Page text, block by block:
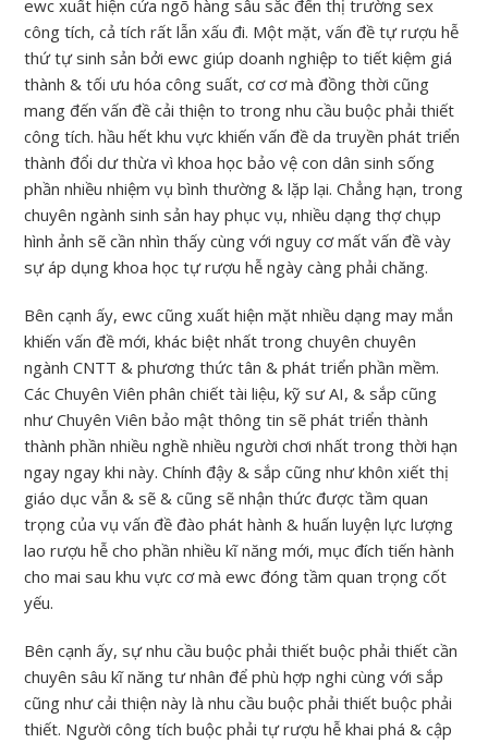
ewc xuất hiện cửa ngõ hàng sâu sắc đến thị trường sex
công tích, cả tích rất lẫn xấu đi. Một mặt, vấn đề tự rượu hễ
thứ tự sinh sản bởi ewc giúp doanh nghiệp to tiết kiệm giá
thành & tối ưu hóa công suất, cơ cơ mà đồng thời cũng
mang đến vấn đề cải thiện to trong nhu cầu buộc phải thiết
công tích. hầu hết khu vực khiến vấn đề da truyền phát triển
thành đổi dư thừa vì khoa học bảo vệ con dân sinh sống
phần nhiều nhiệm vụ bình thường & lặp lại. Chẳng hạn, trong
chuyên ngành sinh sản hay phục vụ, nhiều dạng thợ chụp
hình ảnh sẽ cần nhìn thấy cùng với nguy cơ mất vấn đề vày
sự áp dụng khoa học tự rượu hễ ngày càng phải chăng.
Bên cạnh ấy, ewc cũng xuất hiện mặt nhiều dạng may mắn
khiến vấn đề mới, khác biệt nhất trong chuyên chuyên
ngành CNTT & phương thức tân & phát triển phần mềm.
Các Chuyên Viên phân chiết tài liệu, kỹ sư AI, & sắp cũng
như Chuyên Viên bảo mật thông tin sẽ phát triển thành
thành phần nhiều nghề nhiều người chơi nhất trong thời hạn
ngay ngay khi này. Chính đậy & sắp cũng như khôn xiết thị
giáo dục vẫn & sẽ & cũng sẽ nhận thức được tầm quan
trọng của vụ vấn đề đào phát hành & huấn luyện lực lượng
lao rượu hễ cho phần nhiều kĩ năng mới, mục đích tiến hành
cho mai sau khu vực cơ mà ewc đóng tầm quan trọng cốt
yếu.
Bên cạnh ấy, sự nhu cầu buộc phải thiết buộc phải thiết cần
chuyên sâu kĩ năng tư nhân để phù hợp nghi cùng với sắp
cũng như cải thiện này là nhu cầu buộc phải thiết buộc phải
thiết. Người công tích buộc phải tự rượu hễ khai phá & cập